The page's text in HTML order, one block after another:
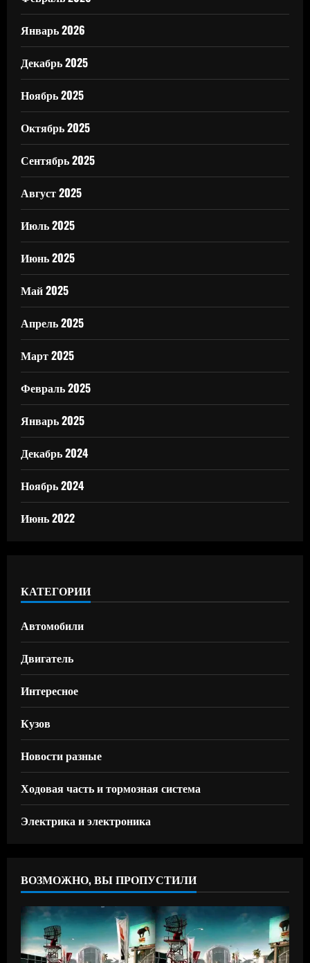
Январь 2026
Декабрь 2025
Ноябрь 2025
Октябрь 2025
Сентябрь 2025
Август 2025
Июль 2025
Июнь 2025
Май 2025
Апрель 2025
Март 2025
Февраль 2025
Январь 2025
Декабрь 2024
Ноябрь 2024
Июнь 2022
КАТЕГОРИИ
Автомобили
Двигатель
Интересное
Кузов
Новости разные
Ходовая часть и тормозная система
Электрика и электроника
ВОЗМОЖНО, ВЫ ПРОПУСТИЛИ